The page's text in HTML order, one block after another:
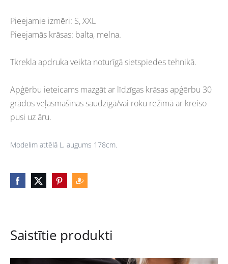
Pieejamie izmēri: S, XXL
Pieejamās krāsas: balta, melna.
Tkrekla apdruka veikta noturīgā sietspiedes tehnikā.
Apģērbu ieteicams mazgāt ar līdzīgas krāsas apģērbu 30
grādos veļasmašīnas saudzīgā/vai roku režīmā ar kreiso
pusi uz āru.
Modelim attēlā L, augums 178cm.
Saistītie produkti